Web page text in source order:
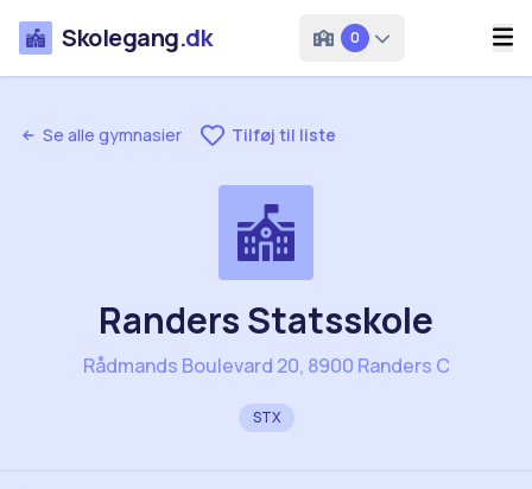
Skolegang.dk 0
Se alle gymnasier Tilføj til liste
Randers Statsskole
Rådmands Boulevard 20, 8900 Randers C
STX